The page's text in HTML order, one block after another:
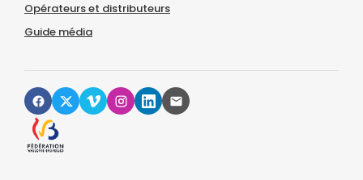
Opérateurs et distributeurs
Guide média